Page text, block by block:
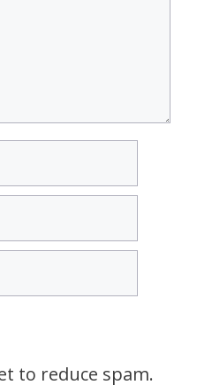
to reduce spam.